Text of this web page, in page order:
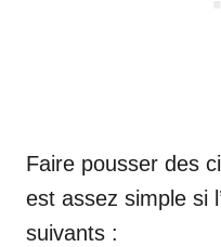
Faire pousser des
est assez simple si
suivants :